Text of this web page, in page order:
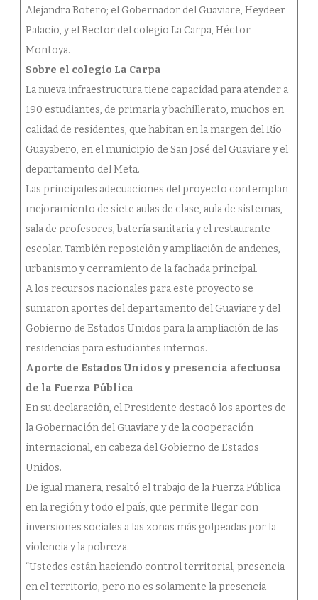
Alejandra Botero; el Gobernador del Guaviare, Heydeer
Palacio, y el Rector del colegio La Carpa, Héctor
Montoya.
Sobre el colegio La Carpa
La nueva infraestructura tiene capacidad para atender a
190 estudiantes, de primaria y bachillerato, muchos en
calidad de residentes, que habitan en la margen del Río
Guayabero, en el municipio de San José del Guaviare y el
departamento del Meta.
Las principales adecuaciones del proyecto contemplan
mejoramiento de siete aulas de clase, aula de sistemas,
sala de profesores, batería sanitaria y el restaurante
escolar. También reposición y ampliación de andenes,
urbanismo y cerramiento de la fachada principal.
A los recursos nacionales para este proyecto se
sumaron aportes del departamento del Guaviare y del
Gobierno de Estados Unidos para la ampliación de las
residencias para estudiantes internos.
Aporte de Estados Unidos y presencia afectuosa
de la Fuerza Pública
En su declaración, el Presidente destacó los aportes de
la Gobernación del Guaviare y de la cooperación
internacional, en cabeza del Gobierno de Estados
Unidos.
De igual manera, resaltó el trabajo de la Fuerza Pública
en la región y todo el país, que permite llegar con
inversiones sociales a las zonas más golpeadas por la
violencia y la pobreza.
“Ustedes están haciendo control territorial, presencia
en el territorio, pero no es solamente la presencia